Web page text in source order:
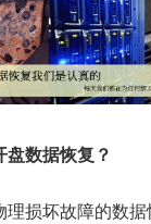
数据恢复？
损坏故障的数